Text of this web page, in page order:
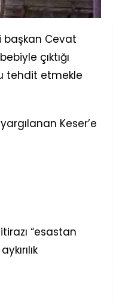
başkan Cevat
çıktığı
tehdit etmekle
Keser’e
“esastan